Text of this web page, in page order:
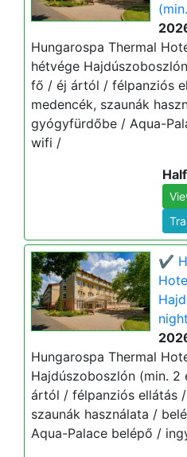
Hungarospa Thermal
hétvége
fő / éj ártól / félpanziós
medencék, szaunák
gyógyfürdőbe / Aqua-
wifi /
✔️
Hungarospa Thermal
Hajdúszoboszlón (min.
ártól / félpanziós ellátás
szaunák használata /
Aqua-Palace belépő /